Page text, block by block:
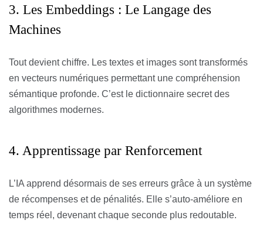
3. Les Embeddings : Le Langage des
Machines
Tout devient chiffre. Les textes et images sont transformés
en vecteurs numériques permettant une compréhension
sémantique profonde. C’est le dictionnaire secret des
algorithmes modernes.
4. Apprentissage par Renforcement
L’IA apprend désormais de ses erreurs grâce à un système
de récompenses et de pénalités. Elle s’auto-améliore en
temps réel, devenant chaque seconde plus redoutable.